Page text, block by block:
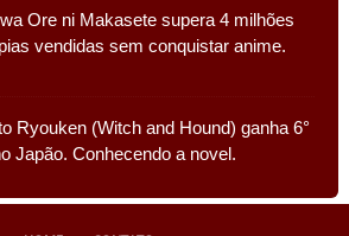
Ore ni Makasete supera 4 milhões
vendidas sem conquistar anime.
Ryouken (Witch and Hound) ganha 6°
Japão. Conhecendo a novel.